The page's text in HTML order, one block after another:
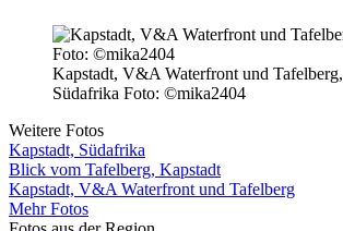
Kapstadt, V&A Waterfront und Tafelberg,
Südafrika Foto: ©mika2404
Weitere Fotos
Kapstadt, Südafrika
Blick vom Tafelberg, Kapstadt
Kapstadt, V&A Waterfront und Tafelberg
Mehr Fotos